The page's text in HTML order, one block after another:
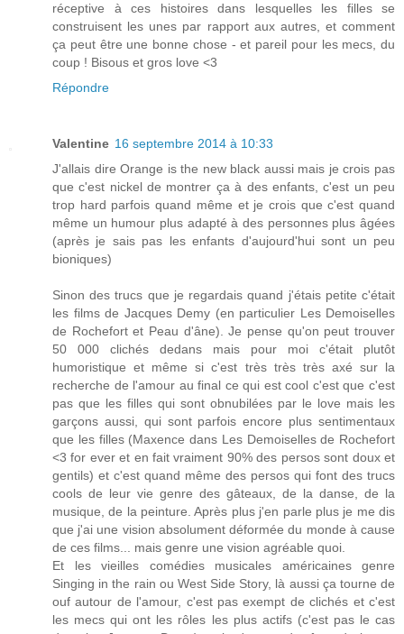
réceptive à ces histoires dans lesquelles les filles se
construisent les unes par rapport aux autres, et comment
ça peut être une bonne chose - et pareil pour les mecs, du
coup ! Bisous et gros love <3
Répondre
Valentine 16 septembre 2014 à 10:33
J'allais dire Orange is the new black aussi mais je crois pas
que c'est nickel de montrer ça à des enfants, c'est un peu
trop hard parfois quand même et je crois que c'est quand
même un humour plus adapté à des personnes plus âgées
(après je sais pas les enfants d'aujourd'hui sont un peu
bioniques)
Sinon des trucs que je regardais quand j'étais petite c'était
les films de Jacques Demy (en particulier Les Demoiselles
de Rochefort et Peau d'âne). Je pense qu'on peut trouver
50 000 clichés dedans mais pour moi c'était plutôt
humoristique et même si c'est très très très axé sur la
recherche de l'amour au final ce qui est cool c'est que c'est
pas que les filles qui sont obnubilées par le love mais les
garçons aussi, qui sont parfois encore plus sentimentaux
que les filles (Maxence dans Les Demoiselles de Rochefort
<3 for ever et en fait vraiment 90% des persos sont doux et
gentils) et c'est quand même des persos qui font des trucs
cools de leur vie genre des gâteaux, de la danse, de la
musique, de la peinture. Après plus j'en parle plus je me dis
que j'ai une vision absolument déformée du monde à cause
de ces films... mais genre une vision agréable quoi.
Et les vieilles comédies musicales américaines genre
Singing in the rain ou West Side Story, là aussi ça tourne de
ouf autour de l'amour, c'est pas exempt de clichés et c'est
les mecs qui ont les rôles les plus actifs (c'est pas le cas